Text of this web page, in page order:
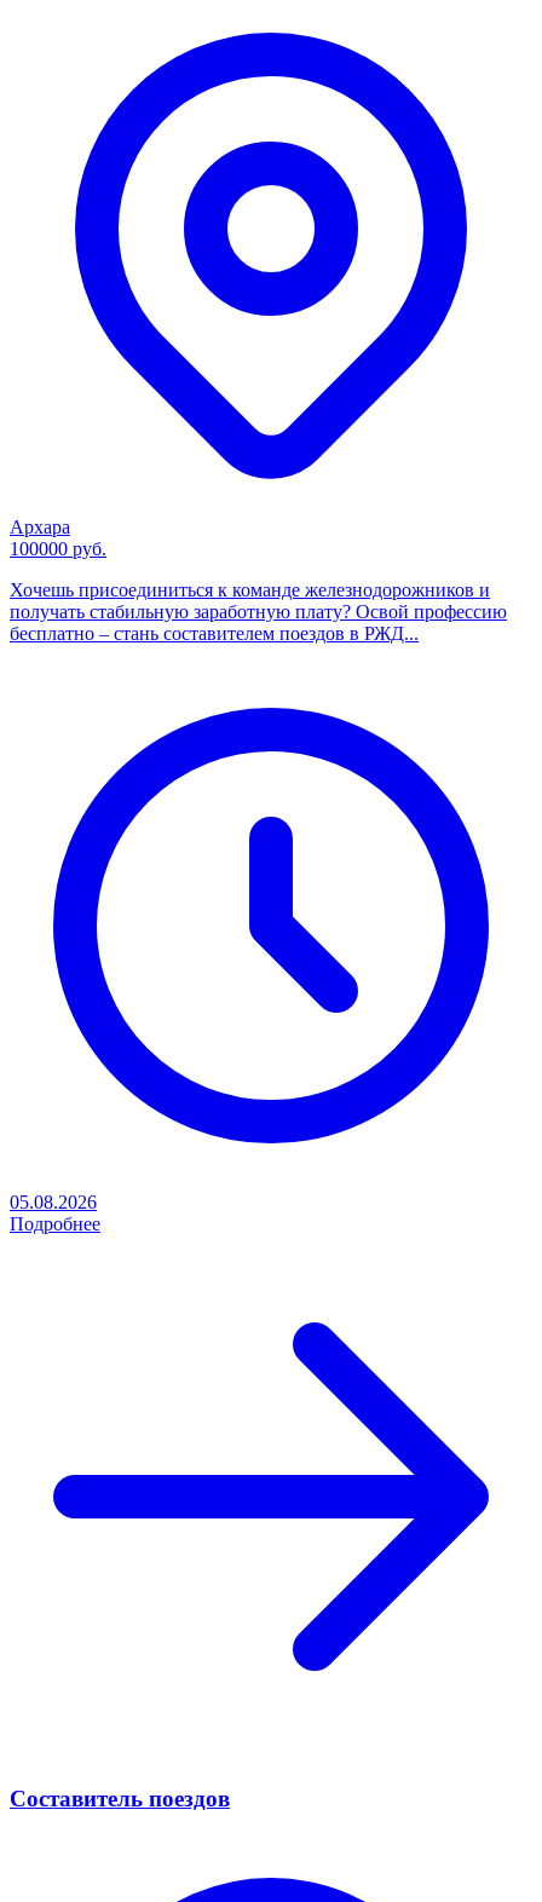
Архара
100000 руб.
Хочешь присоединиться к команде железнодорожников и
получать стабильную заработную плату? Освой профессию
бесплатно – стань составителем поездов в РЖД...
05.08.2026
Подробнее
Составитель поездов